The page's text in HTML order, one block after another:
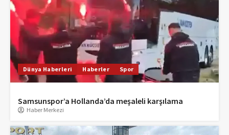
Dünya Haberleri Haberler Spor
Samsunspor’a Hollanda’da meşaleli karşılama
Haber Merkezi